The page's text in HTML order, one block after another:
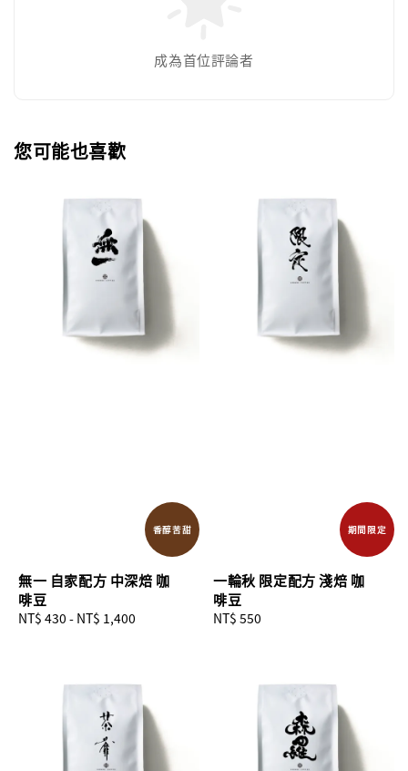
成為首位評論者
您可能也喜歡
香醇苦甜
無一 自家配方 中深焙 咖
啡豆
Regular
NT$ 430 - NT$ 1,400
期間限定
一輪秋 限定配方 淺焙 咖
啡豆
Regular
NT$ 550